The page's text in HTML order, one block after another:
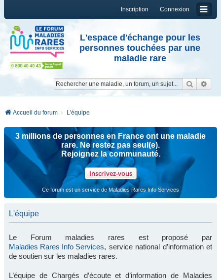
Connexion
Inscription
L'espace d'échange pour les
personnes touchées par une
maladie rare
Accueil du forum L'équipe
3 millions de personnes en France ont une maladie
rare. Ne restez pas seul(e).
Rejoignez la communauté.
Inscrivez-vous
Ce forum est un service de Maladies Rares Info Services
L'équipe
Le Forum maladies rares est proposé par
Maladies Rares Info Services, service national d’information et
de soutien sur les maladies rares.
L’équipe de Chargés d’écoute et d’information de Maladies